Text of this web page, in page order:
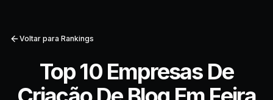
Voltar para Rankings
Top 10 Empresas De